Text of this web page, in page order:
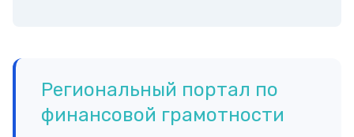
Региональный портал по
финансовой грамотности